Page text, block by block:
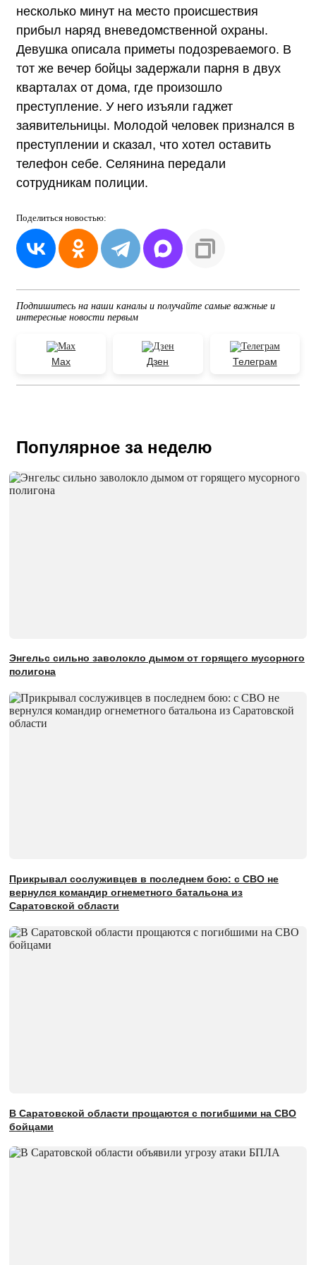
несколько минут на место происшествия
прибыл наряд вневедомственной охраны.
Девушка описала приметы подозреваемого. В
тот же вечер бойцы задержали парня в двух
кварталах от дома, где произошло
преступление. У него изъяли гаджет
заявительницы. Молодой человек признался в
преступлении и сказал, что хотел оставить
телефон себе. Селянина передали
сотрудникам полиции.
Поделиться новостью:
Подпишитесь на наши каналы и получайте самые важные и
интересные новости первым
Max Дзен Телеграм
Популярное за неделю
Энгельс сильно заволокло дымом от горящего мусорного
полигона
Прикрывал сослуживцев в последнем бою: с СВО не
вернулся командир огнеметного батальона из
Саратовской области
В Саратовской области прощаются с погибшими на СВО
бойцами